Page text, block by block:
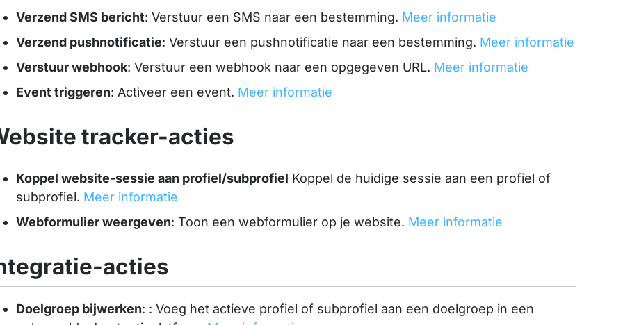
Verzend SMS bericht: Verstuur een SMS naar een bestemming. Meer informatie
Verzend pushnotificatie: Verstuur een pushnotificatie naar een bestemming. Meer informatie
Verstuur webhook: Verstuur een webhook naar een opgegeven URL. Meer informatie
Event triggeren: Activeer een event. Meer informatie
tracker-acties
Koppel website-sessie aan profiel/subprofiel Koppel de huidige sessie aan een profiel of
subprofiel. Meer informatie
Webformulier weergeven: Toon een webformulier op je website. Meer informatie
acties
Doelgroep bijwerken: : Voeg het actieve profiel of subprofiel aan een doelgroep in een